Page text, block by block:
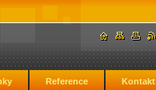
Reference Kontakt